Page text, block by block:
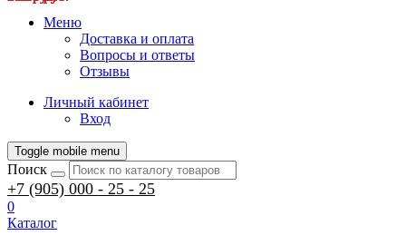
Меню
Доставка и оплата
Вопросы и ответы
Отзывы
Личный кабинет
Вход
Toggle mobile menu
Поиск
+7 (905) 000 - 25 - 25
0
Каталог